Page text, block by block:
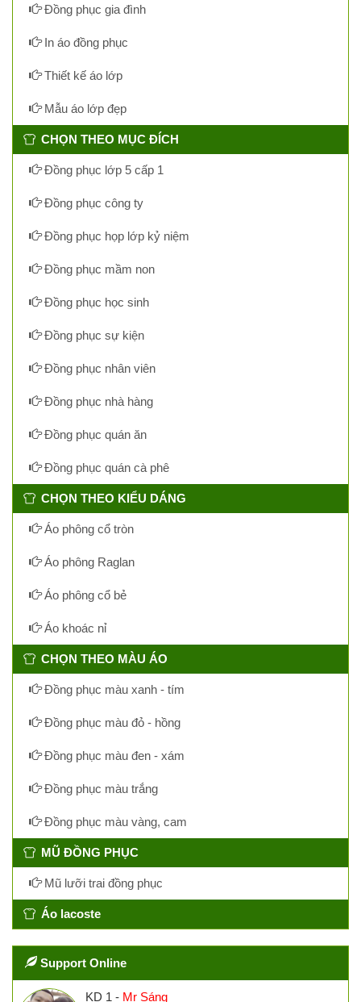
Đồng phục gia đình
In áo đồng phục
Thiết kế áo lớp
Mẫu áo lớp đẹp
CHỌN THEO MỤC ĐÍCH
Đồng phục lớp 5 cấp 1
Đồng phục công ty
Đồng phục họp lớp kỷ niệm
Đồng phục mầm non
Đồng phục học sinh
Đồng phục sự kiện
Đồng phục nhân viên
Đồng phục nhà hàng
Đồng phục quán ăn
Đồng phục quán cà phê
CHỌN THEO KIỂU DÁNG
Áo phông cổ tròn
Áo phông Raglan
Áo phông cổ bẻ
Áo khoác nỉ
CHỌN THEO MÀU ÁO
Đồng phục màu xanh - tím
Đồng phục màu đỏ - hồng
Đồng phục màu đen - xám
Đồng phục màu trắng
Đồng phục màu vàng, cam
MŨ ĐỒNG PHỤC
Mũ lưỡi trai đồng phục
Áo lacoste
Support Online
KD 1 - Mr Sáng